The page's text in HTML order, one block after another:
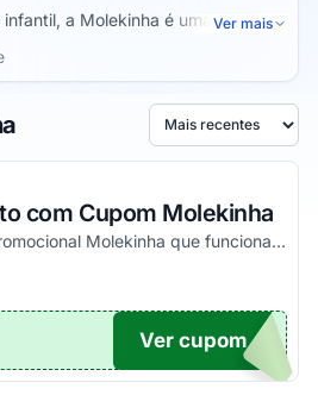
a Molekinha é uma marca
com calçados disponíveis desde
feitos para as meninas.
Ver mais
de 1 a 5 estrelas
Ordenar por
com Cupom Molekinha
Se houver um código promocional Molekinha que funciona, ele estará aqui na nossa página. Pegue o voucher e confira agora!
TICO
Ver cupom